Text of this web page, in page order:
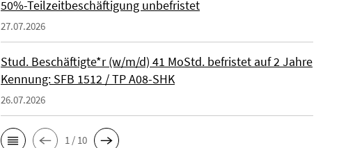
50%-Teilzeitbeschäftigung unbefristet
27.07.2026
Stud. Beschäftigte*r (w/m/d) 41 MoStd. befristet auf 2 Jahre
Kennung: SFB 1512 / TP A08-SHK
26.07.2026
1 / 10